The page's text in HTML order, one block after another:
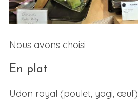
Nous avons choisi
En plat
Udon royal (poulet, yogi, œuf)